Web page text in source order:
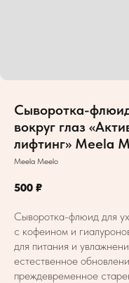
Сыворотка-
вокруг глаз
лифтинг» Meela
Meela Meelo
500 ₽
Сыворотка-флюид для
с кофеином и
для питания и
естественное
преждевременное